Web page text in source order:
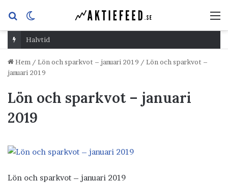
Sök
efterskin
Halvtid
Hem / Lön och sparkvot – januari 2019 / Lön och sparkvot –
januari 2019
Lön och sparkvot – januari
2019
Lön och sparkvot – januari 2019